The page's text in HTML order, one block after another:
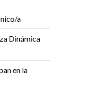
a
Dinámica
en la